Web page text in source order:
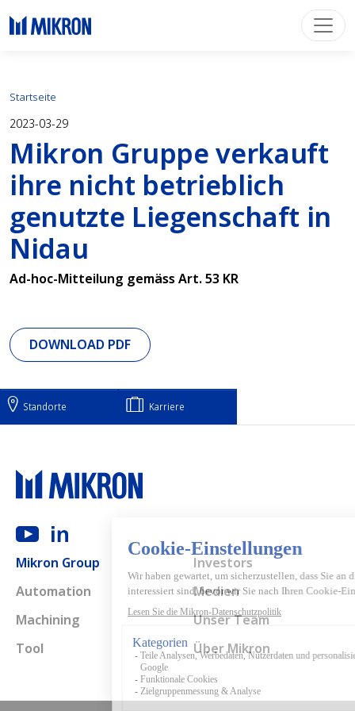
Startseite
2023-03-29
Mikron Gruppe verkauft
ihre nicht betrieblich
genutzte Liegenschaft in
Nidau
Ad-hoc-Mitteilung gemäss Art. 53 KR
DOWNLOAD PDF
Standorte Karriere
Mikron Group
Automation
Machining
Tool
Main navigation
Investors
Medien
Unser Team
Über Mikron